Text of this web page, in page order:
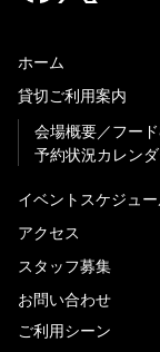
ホーム
貸切ご利用案内
会場概要
フー
予約状況カレン
イベントスケジュ
アクセス
スタッフ募集
お問い合わせ
ご利用シーン